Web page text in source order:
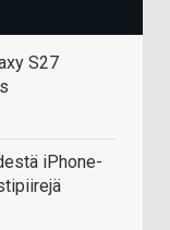
S27
iPhone-